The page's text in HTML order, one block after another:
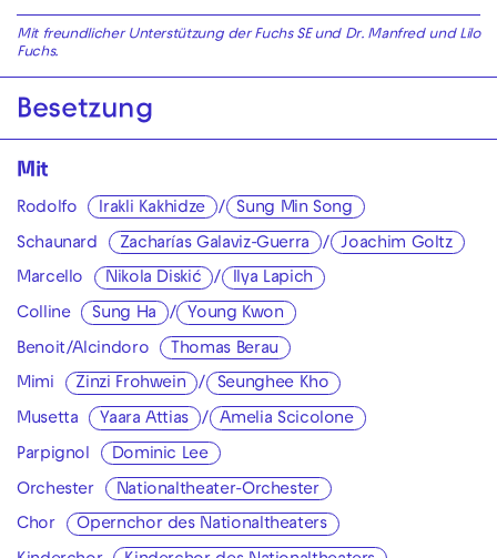
Mit freundlicher Unterstützung der Fuchs SE und Dr. Manfred und Lilo
Fuchs.
Besetzung
Mit
Rodolfo Irakli Kakhidze / Sung Min Song
Schaunard Zacharías Galaviz-Guerra / Joachim Goltz
Marcello Nikola Diskić / Ilya Lapich
Colline Sung Ha / Young Kwon
Benoit/Alcindoro Thomas Berau
Mimi Zinzi Frohwein / Seunghee Kho
Musetta Yaara Attias / Amelia Scicolone
Parpignol Dominic Lee
Orchester Nationaltheater-Orchester
Chor Opernchor des Nationaltheaters